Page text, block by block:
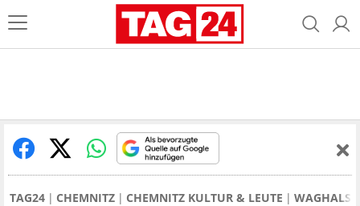
TAG24 CHEMNITZ CHEMNITZ KULTUR & LEUTE